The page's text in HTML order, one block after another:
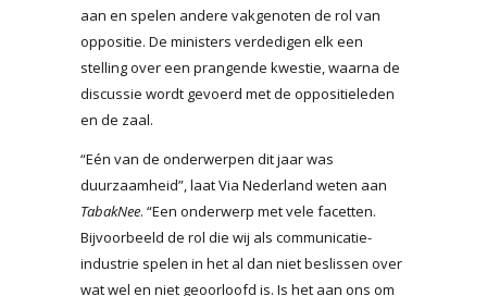
aan en spelen andere vakgenoten de rol van
oppositie. De ministers verdedigen elk een
stelling over een prangende kwestie, waarna de
discussie wordt gevoerd met de oppositieleden
en de zaal.
“Eén van de onderwerpen dit jaar was
duurzaamheid”, laat Via Nederland weten aan
TabakNee. “Een onderwerp met vele facetten.
Bijvoorbeeld de rol die wij als communicatie-
industrie spelen in het al dan niet beslissen over
wat wel en niet geoorloofd is. Is het aan ons om